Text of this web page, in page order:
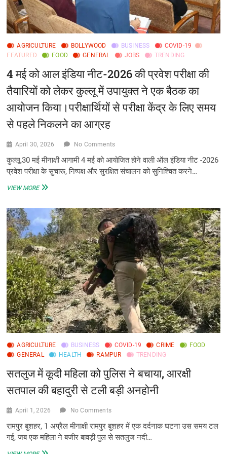
AGRICULTURE BOLLYWOOD BUSINESS
COVID-19
FEATURED
FOOD GENERAL JOBS TRENDING
4 मई को आल इंडिया नीट-2026 की प्रवेश परीक्षा की
तैयारियों को लेकर कुल्लू में उपायुक्त ने एक बैठक का
आयोजन किया।परीक्षार्थियों से परीक्षा केंद्र के लिए समय
से पहले निकलने का आग्रह
April 30, 2026 No Comments
कुल्लू,30 मई मीनाक्षी आगामी 4 मई को आयोजित होने वाली ऑल इंडिया नीट -2026
प्रवेश परीक्षा के सुचारू, निष्पक्ष और सुरक्षित संचालन को सुनिश्चित करने…
VIEW MORE4
इंडिया
नीट-2026
की
प्रवेश
परीक्षा
की
तैयारियों
को
लेकर
कुल्लू
में
उपायुक्त
ने
एक
बैठक
आयोजन
किया।
परीक्षार्थियों
से
केंद्र
के
लिए
समय
से
AGRICULTURE BUSINESS COVID-19 CRIME
FOOD
GENERAL
HEALTH RAMPUR TRENDING
सतलुज में कूदी महिला को पुलिस ने बचाया, आरक्षी
सतपाल की बहादुरी से टली बड़ी अनहोनी
April 1, 2026 No Comments
रामपुर बुशहर, 1 अप्रैल मीनाक्षी रामपुर बुशहर में एक दर्दनाक घटना उस समय टल
गई, जब एक महिला ने बजीर बावड़ी पुल से सतलुज नदी…